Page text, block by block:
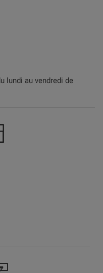
lundi au vendredi de